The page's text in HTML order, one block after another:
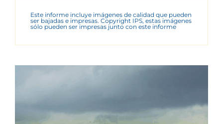
Este informe incluye imágenes de calidad que pueden
ser bajadas e impresas. Copyright IPS, estas imágenes
sólo pueden ser impresas junto con este informe